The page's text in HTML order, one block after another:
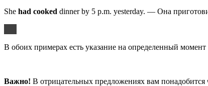
She had cooked dinner by 5 p.m. yesterday. — Она
В обоих примерах есть указание на определенный
Важно! В отрицательных предложениях вам